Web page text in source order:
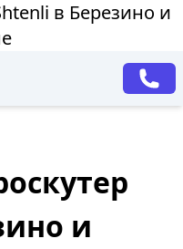
в Березино и
и